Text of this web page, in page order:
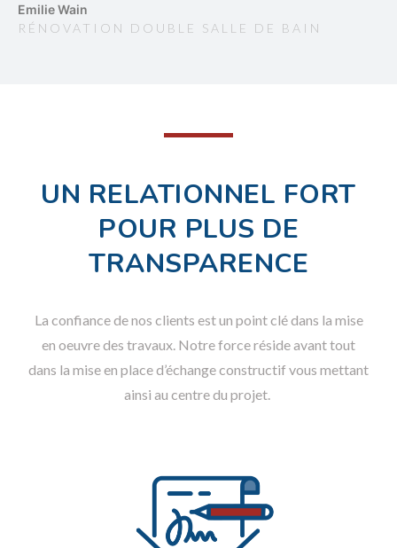
Emilie Wain
RÉNOVATION DOUBLE SALLE DE BAIN
UN RELATIONNEL FORT
POUR PLUS DE
TRANSPARENCE
La confiance de nos clients est un point clé dans la mise
en oeuvre des travaux. Notre force réside avant tout
dans la mise en place d’échange constructif vous mettant
ainsi au centre du projet.